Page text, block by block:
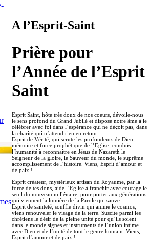
A l’Esprit-Saint
Prière pour
l’Année de l’Esprit
Saint
Esprit Saint, hôte très doux de nos coeurs, dévoile-nous
le sens profond du Grand Jubilé et dispose notre âme à le
célébrer avec foi dans l’espérance qui ne déçoit pas, dans
la charité qui n’attend rien en retour.
Esprit de Vérité, qui scrute les profondeurs de Dieu,
mémoire et force prophétique de l’Eglise, conduis
l’humanité à reconnaître en Jésus de Nazareth le
Seigneur de la gloire, le Sauveur du monde, le suprême
accomplissement de l’histoire. Viens, Esprit d’amour et
de paix !
Esprit créateur, mystérieux artisan du Royaume, par la
force de tes dons, aide l’Eglise à franchir avec courage le
seuil du nouveau millénaire, pour porter aux générations
qui viennent la lumière de la Parole qui sauve.
Esprit de sainteté, souffle divin qui anime le cosmos,
viens renouveler le visage de la terre. Suscite parmi les
chrétiens le désir de la pleine unité pour qu’ils soient
dans le monde signes et instruments de l’union intime
avec Dieu et de l’unité de tout le genre humain. Viens,
Esprit d’amour et de paix !